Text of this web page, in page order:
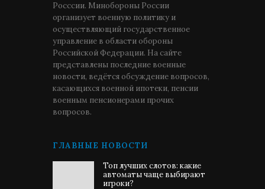
Росссии. Минобороны России
организует военную политику и
осуществляющий государственное
управление в области обороны
Российской Федерации. На сайте
представлены последние военные
новости, ведётся обсуждение вопросов,
касающихся военной ипотеки, пенсии
военным пенсионерами прочих
вопросов.
ГЛАВНЫЕ НОВОСТИ
Топ лучших слотов: какие
автоматы чаще выбирают
игроки?